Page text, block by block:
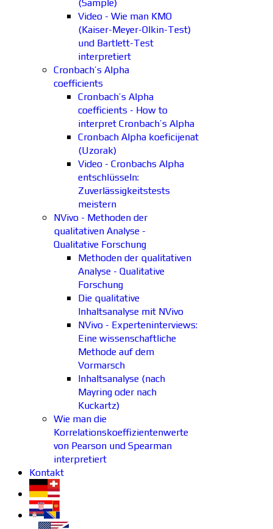
(Sample)
Video - Wie man KMO
(Kaiser-Meyer-Olkin-Test)
und Bartlett-Test
interpretiert
Cronbach’s Alpha
coefficients
Cronbach’s Alpha
coefficients - How to
interpret Cronbach’s Alpha
Cronbach Alpha koeficijenat
(Uzorak)
Video - Cronbachs Alpha
entschlüsseln:
Zuverlässigkeitstests
meistern
NVivo - Methoden der
qualitativen Analyse -
Qualitative Forschung
Methoden der qualitativen
Analyse - Qualitative
Forschung
Die qualitative
Inhaltsanalyse mit NVivo
NVivo - Experteninterviews:
Eine wissenschaftliche
Methode auf dem
Vormarsch
Inhaltsanalyse (nach
Mayring oder nach
Kuckartz)
Wie man die
Korrelationskoeffizientenwerte
von Pearson und Spearman
interpretiert
Kontakt